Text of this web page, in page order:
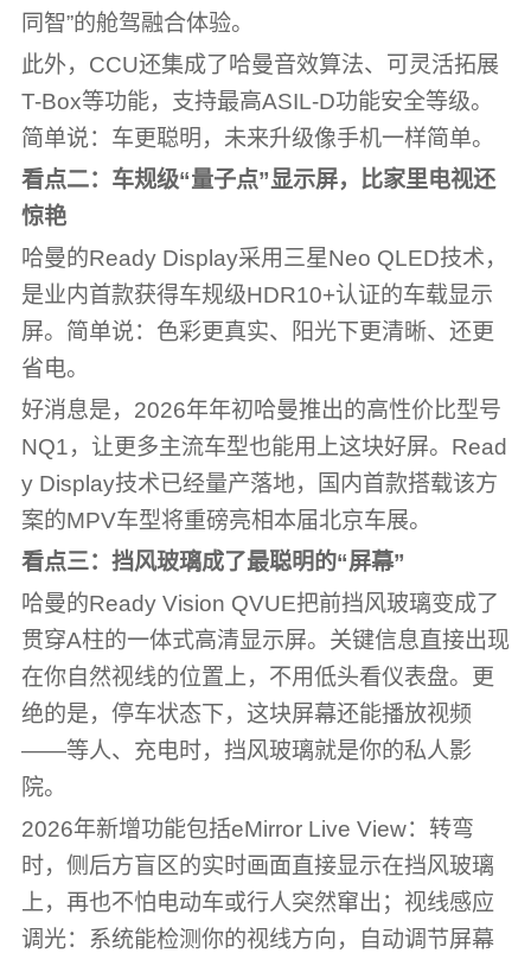
同智”的舱驾融合体验。
此外，CCU还集成了哈曼音效算法、可灵活拓展
T-Box等功能，支持最高ASIL-D功能安全等级。
简单说：车更聪明，未来升级像手机一样简单。
看点二：车规级“量子点”显示屏，比家里电视还
惊艳
哈曼的Ready Display采用三星Neo QLED技术，
是业内首款获得车规级HDR10+认证的车载显示
屏。简单说：色彩更真实、阳光下更清晰、还更
省电。
好消息是，2026年年初哈曼推出的高性价比型号
NQ1，让更多主流车型也能用上这块好屏。Read
y Display技术已经量产落地，国内首款搭载该方
案的MPV车型将重磅亮相本届北京车展。
看点三：挡风玻璃成了最聪明的“屏幕”
哈曼的Ready Vision QVUE把前挡风玻璃变成了
贯穿A柱的一体式高清显示屏。关键信息直接出现
在你自然视线的位置上，不用低头看仪表盘。更
绝的是，停车状态下，这块屏幕还能播放视频
——等人、充电时，挡风玻璃就是你的私人影
院。
2026年新增功能包括eMirror Live View：转弯
时，侧后方盲区的实时画面直接显示在挡风玻璃
上，再也不怕电动车或行人突然窜出；视线感应
调光：系统能检测你的视线方向，自动调节屏幕